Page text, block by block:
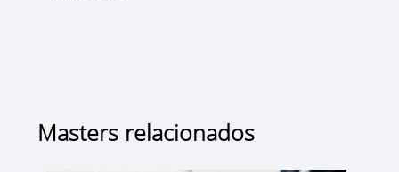
Masters relacionados